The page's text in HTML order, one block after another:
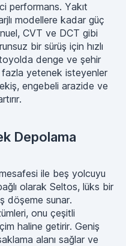
performans. Yakıt
modellere kadar güç
CVT ve DCT gibi
bir sürüş için hızlı
denge ve şehir
yetenek isteyenler
engebeli arazide ve
Depolama
ile beş yolcuyu
olarak Seltos, lüks bir
döşeme sunar.
onu çeşitli
haline getirir. Geniş
alanı sağlar ve